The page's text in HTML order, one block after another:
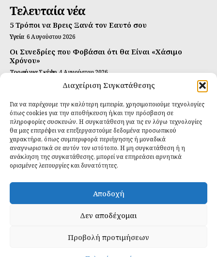
Διαχείριση Συγκατάθεσης
Για να παρέχουμε την καλύτερη εμπειρία, χρησιμοποιούμε τεχνολογίες
όπως cookies για την αποθήκευση ή/και την πρόσβαση σε
πληροφορίες συσκευών. Η συγκατάθεση για τις εν λόγω τεχνολογίες
θα μας επιτρέψει να επεξεργαστούμε δεδομένα προσωπικού
χαρακτήρα, όπως συμπεριφορά περιήγησης ή μοναδικά
αναγνωριστικά σε αυτόν τον ιστότοπο. Η μη συγκατάθεση ή η
ανάκληση της συγκατάθεσης, μπορεί να επηρεάσει αρνητικά
ορισμένες λειτουργίες και δυνατότητες.
Αποδοχή
Δεν αποδέχομαι
Προβολή προτιμήσεων
Τελευταία νέα
5 Τρόποι να Βρεις Ξανά τον Εαυτό σου
Υγεία 6 Αυγούστου 2026
Οι Συνεδρίες που Φοβάσαι ότι θα Είναι «Χάσιμο
Χρόνου»
Τροφή για Σκέψη 4 Αυγούστου 2026
Αυτή Είναι η Συνταγή για Τέλεια Κομπούτσα
Ιδανικές Τροφές 26 Ιουλίου 2026
Εγγραφείτε
ΕΓΓΡΑΦΉ
Έχω διαβάσει και δέχομαι τηνπολιτική απορρήτου